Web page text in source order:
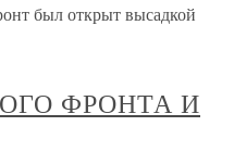
был открыт высадкой
ФРОНТА И